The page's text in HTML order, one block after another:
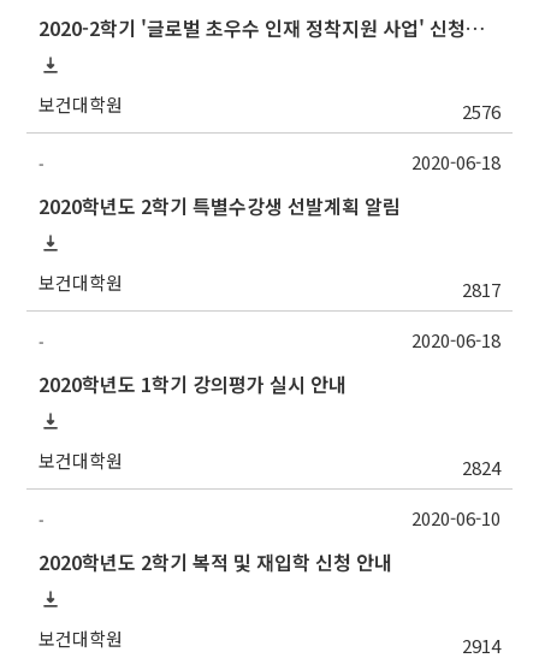
2020-2학기 '글로벌 초우수 인재 정착지원 사업' 신청서 접수 안내
보건대학원 2576
-
2020학년도 2학기 특별수강생 선발계획 알림
보건대학원 2817
2020-06-18
-
2020학년도 1학기 강의평가 실시 안내
보건대학원 2824
2020-06-18
-
2020학년도 2학기 복적 및 재입학 신청 안내
보건대학원 2914
2020-06-10